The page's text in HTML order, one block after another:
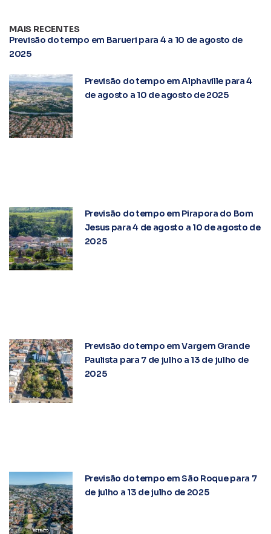
MAIS RECENTES
Previsão do tempo em Barueri para 4 a 10 de agosto de
2025
Previsão do tempo em Alphaville para 4
de agosto a 10 de agosto de 2025
Previsão do tempo em Pirapora do Bom
Jesus para 4 de agosto a 10 de agosto de
2025
Previsão do tempo em Vargem Grande
Paulista para 7 de julho a 13 de julho de
2025
Previsão do tempo em São Roque para 7
de julho a 13 de julho de 2025